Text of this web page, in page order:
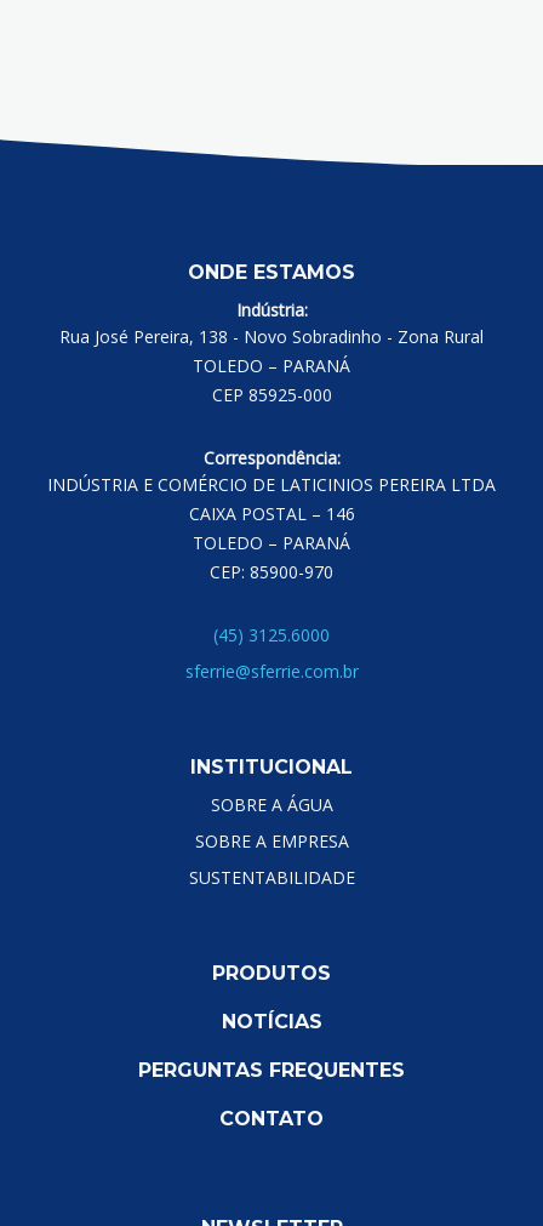
ONDE ESTAMOS
Indústria:
Rua José Pereira, 138 - Novo Sobradinho - Zona Rural
TOLEDO – PARANÁ
CEP 85925-000
Correspondência:
INDÚSTRIA E COMÉRCIO DE LATICINIOS PEREIRA LTDA
CAIXA POSTAL – 146
TOLEDO – PARANÁ
CEP: 85900-970
(45) 3125.6000
sferrie@sferrie.com.br
INSTITUCIONAL
SOBRE A ÁGUA
SOBRE A EMPRESA
SUSTENTABILIDADE
PRODUTOS
NOTÍCIAS
PERGUNTAS FREQUENTES
CONTATO